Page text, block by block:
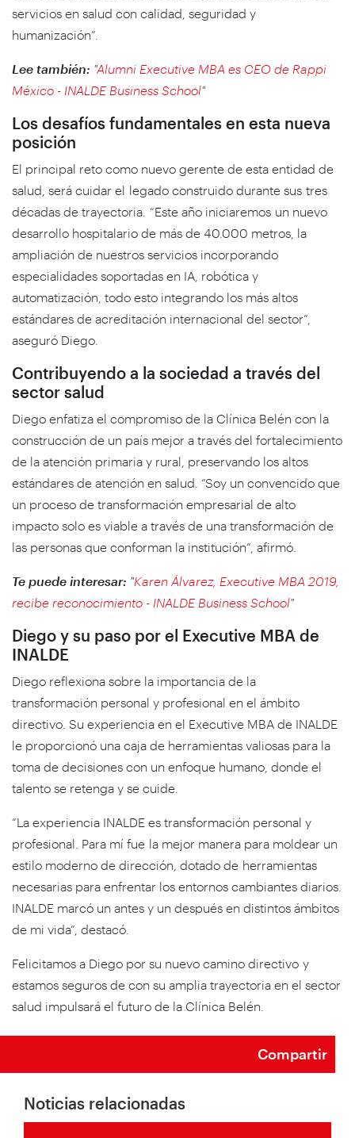
servicios en salud con calidad, seguridad y
humanización”.
Lee también: "Alumni Executive MBA es CEO de Rappi
México - INALDE Business School"
Los desafíos fundamentales en esta nueva
posición
El principal reto como nuevo gerente de esta entidad de
salud, será cuidar el legado construido durante sus tres
décadas de trayectoria. “Este año iniciaremos un nuevo
desarrollo hospitalario de más de 40.000 metros, la
ampliación de nuestros servicios incorporando
especialidades soportadas en IA, robótica y
automatización, todo esto integrando los más altos
estándares de acreditación internacional del sector”,
aseguró Diego.
Contribuyendo a la sociedad a través del
sector salud
Diego enfatiza el compromiso de la Clínica Belén con la
construcción de un país mejor a través del fortalecimiento
de la atención primaria y rural, preservando los altos
estándares de atención en salud. “Soy un convencido que
un proceso de transformación empresarial de alto
impacto solo es viable a través de una transformación de
las personas que conforman la institución”, afirmó.
Te puede interesar: "Karen Álvarez, Executive MBA 2019,
recibe reconocimiento - INALDE Business School"
Diego y su paso por el Executive MBA de
INALDE
Diego reflexiona sobre la importancia de la
transformación personal y profesional en el ámbito
directivo. Su experiencia en el Executive MBA de INALDE
le proporcionó una caja de herramientas valiosas para la
toma de decisiones con un enfoque humano, donde el
talento se retenga y se cuide.
“La experiencia INALDE es transformación personal y
profesional. Para mí fue la mejor manera para moldear un
estilo moderno de dirección, dotado de herramientas
necesarias para enfrentar los entornos cambiantes diarios.
INALDE marcó un antes y un después en distintos ámbitos
de mi vida”, destacó.
Felicitamos a Diego por su nuevo camino directivo y
estamos seguros de con su amplia trayectoria en el sector
salud impulsará el futuro de la Clínica Belén.
Compartir
Noticias relacionadas